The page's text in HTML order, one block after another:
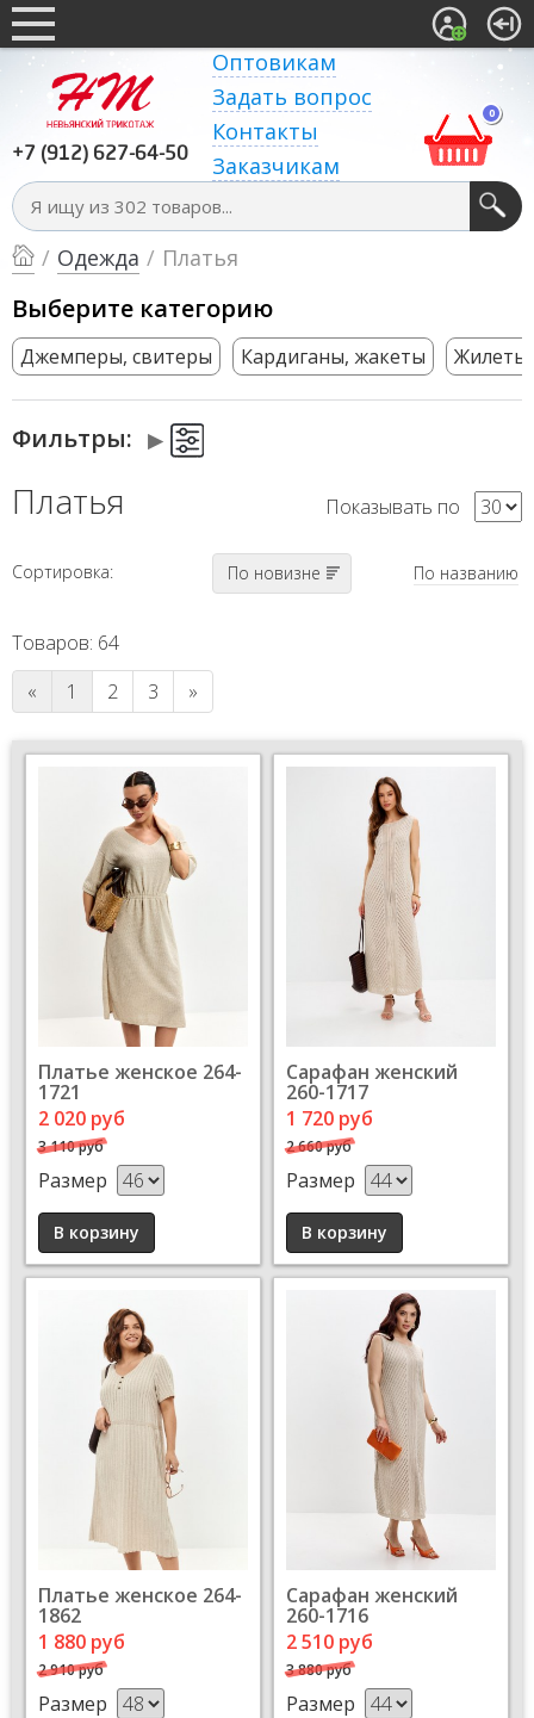
+7 (912) 627-64-50
Оптовикам
Задать вопрос
Контакты
Заказчикам
0
/ Одежда / Платья
Выберите категорию
Джемперы, свитеры Кардиганы, жакеты Жилеты
Фильтры:
Платья Показывать по
Сортировка: По новизне По названию
Товаров: 64
«
1 2 3 »
Платье женское 264-
1721
2 020 руб
3 110 руб
Размер
Сарафан женский
260-1717
1 720 руб
2 660 руб
Размер
Платье женское 264-
1862
1 880 руб
2 910 руб
Размер
Сарафан женский
260-1716
2 510 руб
3 880 руб
Размер